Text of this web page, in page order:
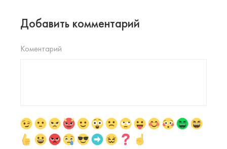
Добавить комментарий
Коментарий